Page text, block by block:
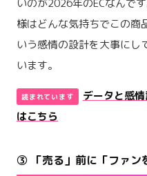
いのが2026年のECなんで
様はどんな気持ちでこの商
いう感情の設計を大事にし
います。
データと感
はこちら
③ 「売る」前に「ファン